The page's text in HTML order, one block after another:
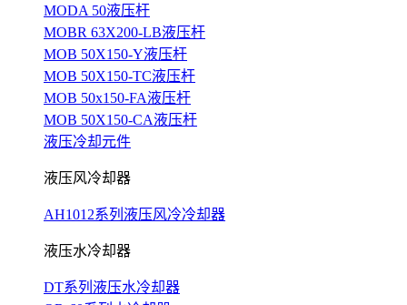
MODA 50液压杆
MOBR 63X200-LB液压杆
MOB 50X150-Y液压杆
MOB 50X150-TC液压杆
MOB 50x150-FA液压杆
MOB 50X150-CA液压杆
液压冷却元件
液压风冷却器
AH1012系列液压风冷冷却器
液压水冷却器
DT系列液压水冷却器